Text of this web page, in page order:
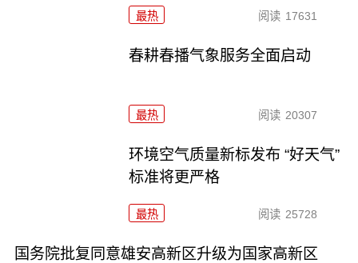
最热 阅读 17631
春耕春播气象服务全面启动
最热 阅读 20307
环境空气质量新标发布 “好天气”
标准将更严格
最热 阅读 25728
国务院批复同意雄安高新区升级为国家高新区